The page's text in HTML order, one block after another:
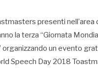
presenti nell’area
la terza “Giornata
organizzando un evento
Speech Day 2018